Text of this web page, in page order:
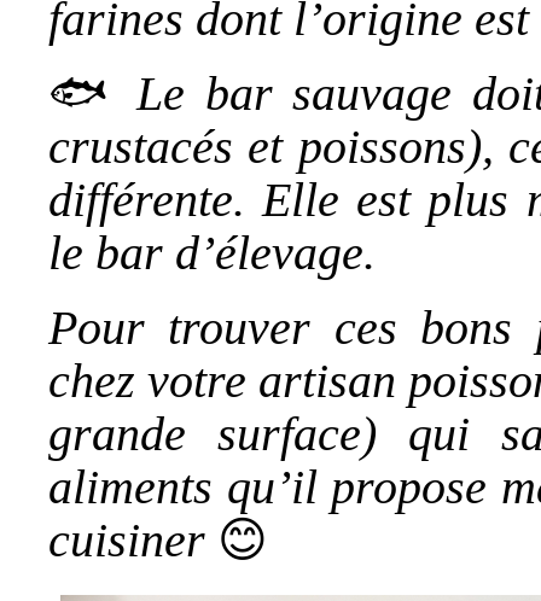
farines dont l’origine
🐟 Le bar sauvage
crustacés et poissons),
différente. Elle est plus
le bar d’élevage.
Pour trouver ces bons
chez votre artisan
grande surface) qui
aliments qu’il propose
cuisiner 😊